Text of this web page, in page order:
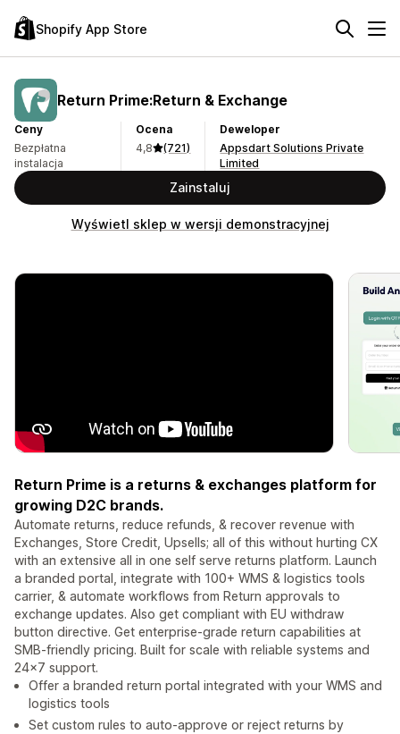
Shopify App Store
Return Prime:Return & Exchange
Ceny
Bezpłatna
instalacja
Ocena
4,8
(721)
Deweloper
Appsdart Solutions Private
Limited
Zainstaluj
Wyświetl sklep w wersji demonstracyjnej
Return Prime is a returns & exchanges platform for
growing D2C brands.
Automate returns, reduce refunds, & recover revenue with
Exchanges, Store Credit, Upsells; all of this without hurting CX
with an extensive all in one self serve returns platform. Launch
a branded portal, integrate with 100+ WMS & logistics tools
carrier, & automate workflows from Return approvals to
exchange updates. Also get compliant with EU withdraw
button directive. Get enterprise-grade return capabilities at
SMB-friendly pricing. Built for scale with reliable systems and
24×7 support.
Offer a branded return portal integrated with your WMS and
logistics tools
Set custom rules to auto-approve or reject returns by